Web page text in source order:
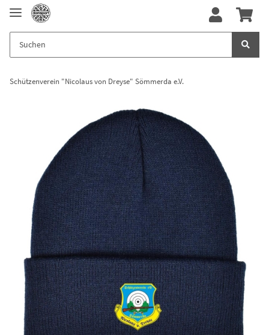
Schützenverein "Nicolaus von Dreyse" Sömmerda e.V.